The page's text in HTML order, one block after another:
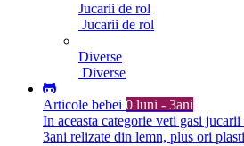
Jucarii de rol
Jucarii de rol
Diverse
Diverse
Articole bebei 0 luni - 3ani
In aceasta categorie veti gasi
3ani relizate din lemn, plus ori